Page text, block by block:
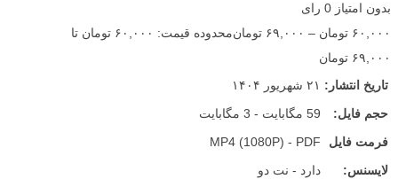
بدون امتیاز 0 رای
۶۰,۰۰۰ تومان – ۶۹,۰۰۰ تومان
محدوده قیمت: ۶۰,۰۰۰ تومان تا
۶۹,۰۰۰ تومان
تاریخ انتشار: ۲۱ شهریور ۱۴۰۴
حجم فایل:
59 مگابایت - 3 مگابایت
فرمت فایل
MP4 (1080P) - PDF
لایسنس:
دارد - نت دو